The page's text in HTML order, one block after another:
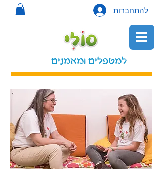
להתחברות
למטפלים ומאמנים